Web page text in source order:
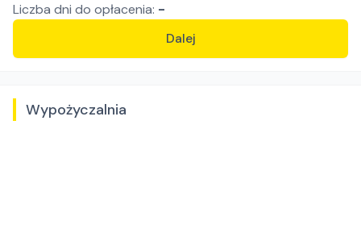
Liczba dni do opłacenia: -
Dalej
Wypożyczalnia